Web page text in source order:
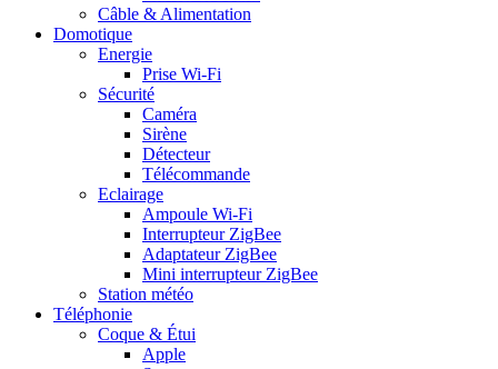
Câble & Alimentation
Domotique
Energie
Prise Wi-Fi
Sécurité
Caméra
Sirène
Détecteur
Télécommande
Eclairage
Ampoule Wi-Fi
Interrupteur ZigBee
Adaptateur ZigBee
Mini interrupteur ZigBee
Station météo
Téléphonie
Coque & Étui
Apple